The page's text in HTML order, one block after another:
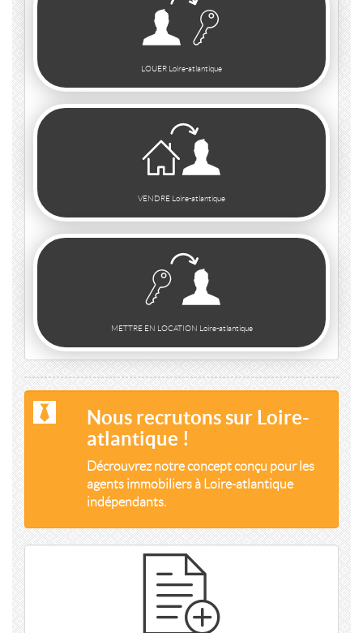
LOUER Loire-atlantique
VENDRE Loire-atlantique
METTRE EN LOCATION Loire-atlantique
Nous recrutons sur Loire-
atlantique !
Décrouvrez notre concept conçu pour les
agents immobiliers à Loire-atlantique
indépendants.